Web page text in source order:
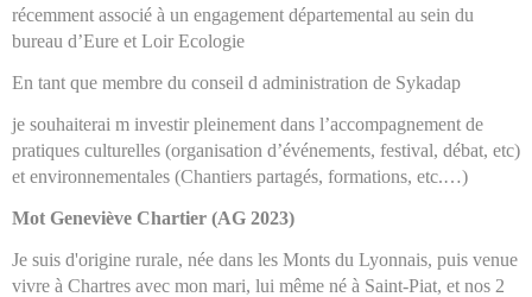
récemment associé à un engagement départemental au sein du
bureau d’Eure et Loir Ecologie
En tant que membre du conseil d administration de Sykadap
je souhaiterai m investir pleinement dans l’accompagnement de
pratiques culturelles (organisation d’événements, festival, débat, etc)
et environnementales (Chantiers partagés, formations, etc.…)
Mot Geneviève Chartier (AG 2023)
Je suis d'origine rurale, née dans les Monts du Lyonnais, puis venue
vivre à Chartres avec mon mari, lui même né à Saint-Piat, et nos 2